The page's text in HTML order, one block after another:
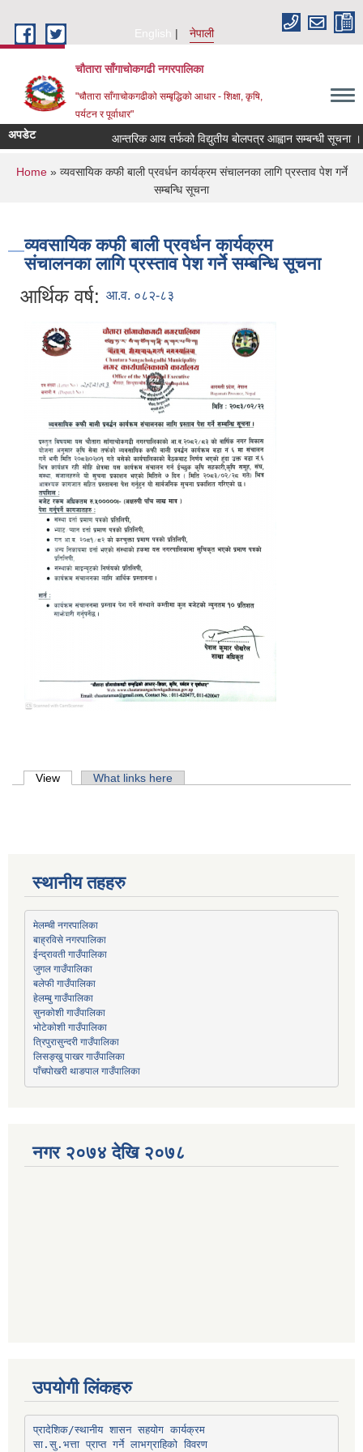
English
नेपाली
चौतारा साँगाचोकगढी नगरपालिका
"चौतारा साँगाचोकगढीको सम्बृद्धिको आधार - शिक्षा, कृषि,
पर्यटन र पूर्वाधार"
अपडेट आन्तरिक आय तर्फको विद्युतीय बोलपत्र आह्वान सम्बन्धी सूचना ।
You are here
Home» व्यवसायिक कफी बाली प्रवर्धन कार्यक्रम संचालनका लागि प्रस्ताव पेश गर्ने
सम्बन्धि सूचना
व्यवसायिक कफी बाली प्रवर्धन कार्यक्रम
संचालनका लागि प्रस्ताव पेश गर्ने सम्बन्धि सूचना
आर्थिक वर्ष: आ.व. ०८२-८३
Primary tabs
View (active tab)What links here
स्थानीय तहहरु
मेलम्ची नगरपालिका
बाह्रविसे नगरपालिका
ईन्द्रावती गाउँपालिका
जुगल गाउँपालिका
बलेफी गाउँपालिका
हेलम्बु गाउँपालिका
सुनकोशी गाउँपालिका
भोटेकोशी गाउँपालिका
त्रिपुरासुन्दरी गाउँपालिका
लिसङ्खु पाखर गाउँपालिका
पाँचपोखरी थाङपाल गाउँपालिका
नगर २०७४ देखि २०७८
उपयोगी लिंकहरु
प्रादेशिक/स्थानीय शासन सहयोग कार्यक्रम
सा.सु.भत्ता प्राप्त गर्ने लाभग्राहिको विवरण